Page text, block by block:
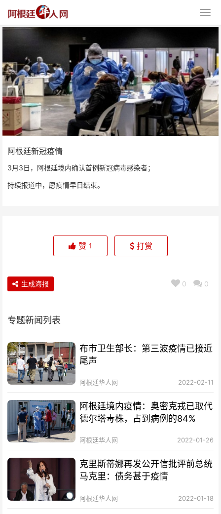
阿根廷新冠疫情
3月3日，阿根廷境内确认首例新冠病毒感染者；
持续报道中，愿疫情早日结束。
阿根廷新冠疫情
赞 1 打赏
0 0
生成海报
专题新闻列表
布市卫生部长：第三波疫情已接近
尾声
阿根廷华人网 2022-02-11
阿根廷境内疫情：奥密克戎已取代
德尔塔毒株，占到病例的84%
阿根廷华人网 2022-01-26
克里斯蒂娜再发公开信批评前总统
马克里：债务甚于疫情
阿根廷华人网 2022-01-18